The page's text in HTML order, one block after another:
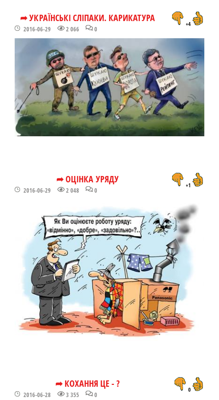
➦ УКРАЇНСЬКІ СЛІПАКИ. КАРИКАТУРА
2016-06-29 2 066 0
+4
➦ ОЦІНКА УРЯДУ
2016-06-29 2 048 0
+1
➦ КОХАННЯ ЦЕ - ?
2016-06-28 3 355 0
0